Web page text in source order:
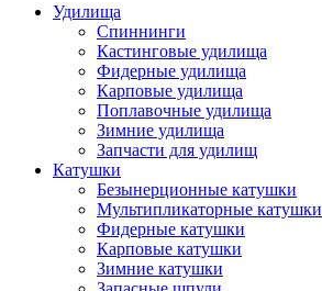
Удилища
Спиннинги
Кастинговые удилища
Фидерные удилища
Карповые удилища
Поплавочные удилища
Зимние удилища
Запчасти для удилищ
Катушки
Безынерционные катушки
Мультипликаторные катушки
Фидерные катушки
Карповые катушки
Зимние катушки